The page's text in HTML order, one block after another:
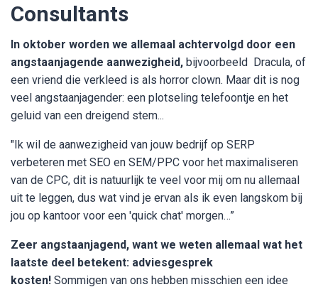
Consultants
In oktober worden we allemaal achtervolgd door een
angstaanjagende aanwezigheid, bijvoorbeeld Dracula, of
een vriend die verkleed is als horror clown. Maar dit is nog
veel angstaanjagender: een plotseling telefoontje en het
geluid van een dreigend stem...
"Ik wil de aanwezigheid van jouw bedrijf op SERP
verbeteren met SEO en SEM/PPC voor het maximaliseren
van de CPC, dit is natuurlijk te veel voor mij om nu allemaal
uit te leggen, dus wat vind je ervan als ik even langskom bij
jou op kantoor voor een 'quick chat' morgen…”
Zeer angstaanjagend, want we weten allemaal wat het
laatste deel betekent: adviesgesprek
kosten! Sommigen van ons hebben misschien een idee